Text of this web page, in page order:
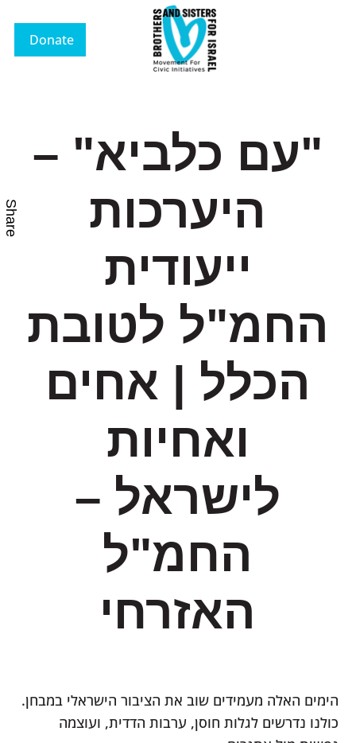
Donate
"עם כלביא" –
היערכות
ייעודית
החמ"ל לטובת
הכלל | אחים
ואחיות
לישראל –
החמ"ל
האזרחי
הימים האלה מעמידים שוב את הציבור הישראלי במבחן.
כולנו נדרשים לגלות חוסן, ערבות הדדית, ועוצמה
Share